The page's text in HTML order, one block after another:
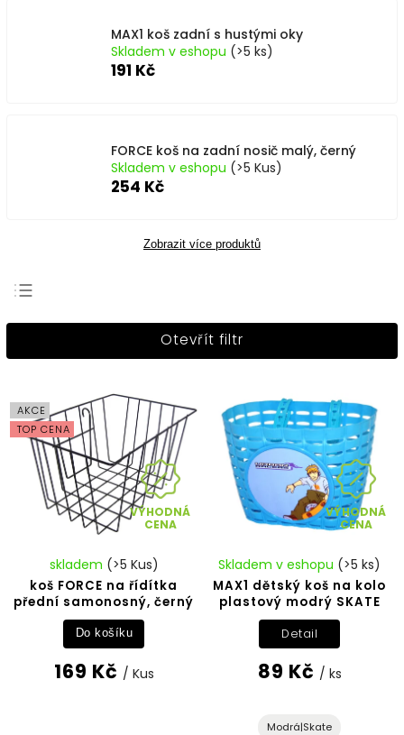
MAX1 koš zadní s hustými oky
Skladem v eshopu (>5 ks)
191 Kč
FORCE koš na zadní nosič malý, černý
Skladem v eshopu (>5 Kus)
254 Kč
Zobrazit více produktů
Nejprodávanější
Abecedně
Otevřít filtr
AKCE
TOP CENA
VÝHODNÁ
CENA
koš FORCE na řídítka
přední samonosný, černý
skladem (>5 Kus)
169 Kč / Kus
Do košíku
VÝHODNÁ
CENA
MAX1 dětský koš na kolo
plastový modrý SKATE
Skladem v eshopu (>5 ks)
89 Kč / ks
Detail
Modrá|Skate